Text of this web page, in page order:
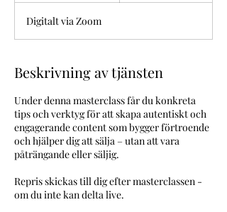
l
u
d
Digitalt via Zoom
Beskrivning av tjänsten
Under denna masterclass får du konkreta
tips och verktyg för att skapa autentiskt och
engagerande content som bygger förtroende
och hjälper dig att sälja – utan att vara
påträngande eller säljig.
Repris skickas till dig efter masterclassen -
om du inte kan delta live.